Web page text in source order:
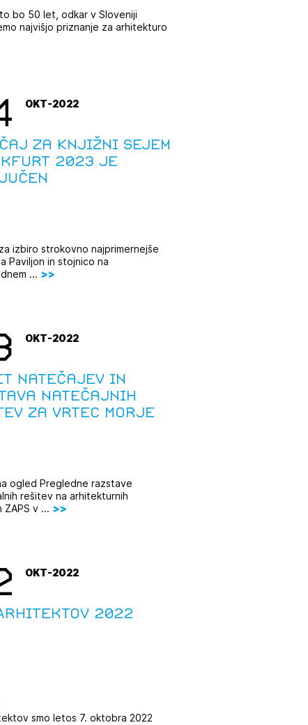
SE
bo 50 let, odkar v Sloveniji
najvišjo priznanje za arhitekturo
OKT-2022
za Knjižni sejem
2023 je
izbiro strokovno najprimernejše
Paviljon in stojnico na
...
OKT-2022
natečajev in
natečajnih
za vrtec Morje
ogled Pregledne razstave
rešitev na arhitekturnih
ZAPS v ...
OKT-2022
2022
smo letos 7. oktobra 2022